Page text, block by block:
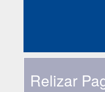
Relizar